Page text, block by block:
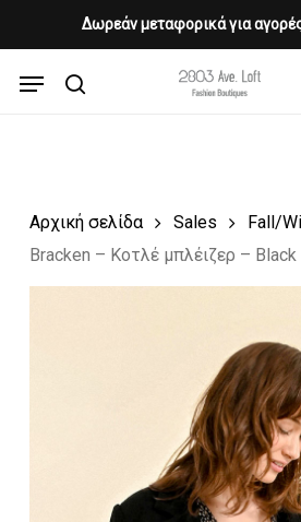
Δωρεάν μεταφορικά για
content
Menu
Cart
Αρχική σελίδα Sales Fall/
Bracken – Κοτλέ μπλέιζερ – Black